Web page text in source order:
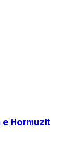
Hormuzit